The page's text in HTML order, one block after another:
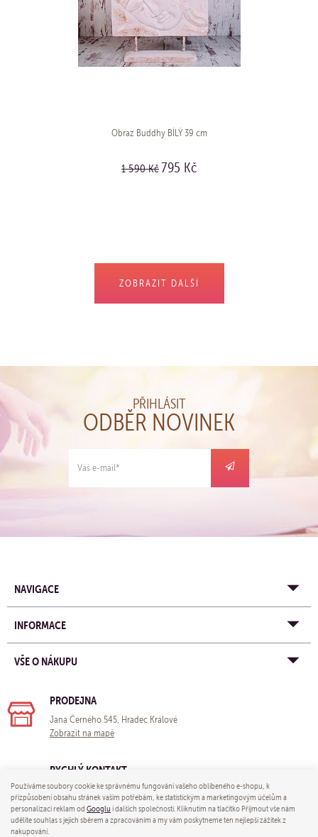
Obraz Buddhy BÍLÝ 39 cm
1 590 Kč795 Kč
ZOBRAZIT DALŠÍ
PŘIHLÁSIT
ODBĚR NOVINEK
NAVIGACE
INFORMACE
VŠE O NÁKUPU
PRODEJNA
Jana Černého 545, Hradec Králové
Zobrazit na mapě
RYCHLÝ KONTAKT
e-mail:obchod@yogastore.cz
tel: +420 703 680 005
Používáme soubory cookie ke správnému fungování vašeho oblíbeného e-shopu, k
přizpůsobení obsahu stránek vašim potřebám, ke statistickým a marketingovým účelům a
personalizaci reklam odGooglui dalších společností. Kliknutím na tlačítko Přijmout vše nám
udělíte souhlas s jejich sběrem a zpracováním a my vám poskytneme ten nejlepší zážitek z
nakupování.